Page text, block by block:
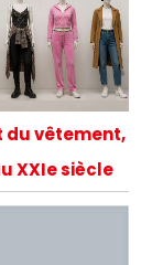
du vêtement,
XXIe siècle